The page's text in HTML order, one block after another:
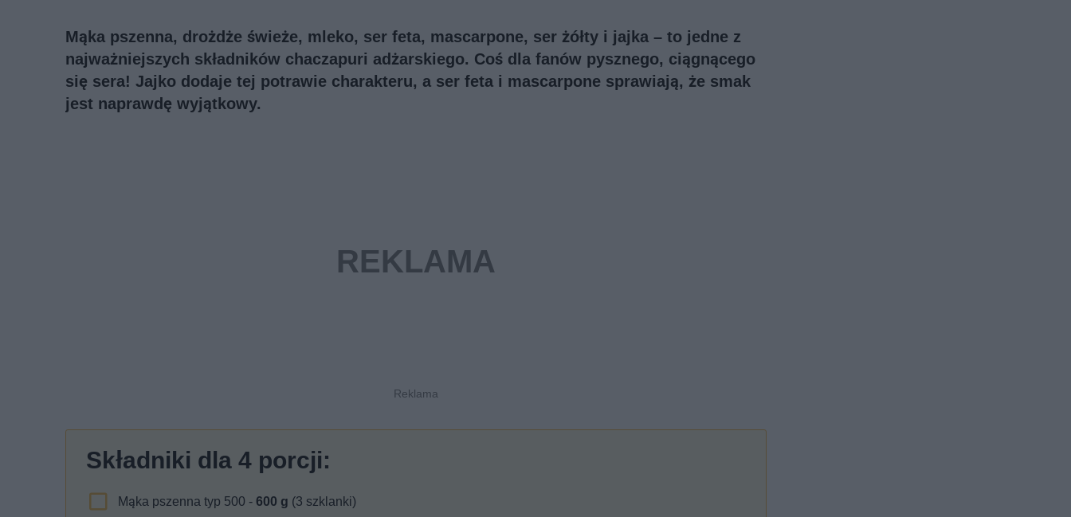
Mąka pszenna, drożdże świeże, mleko, ser feta, mascarpone, ser żółty i jajka – to jedne z
najważniejszych składników chaczapuri adżarskiego. Coś dla fanów pysznego, ciągnącego
się sera! Jajko dodaje tej potrawie charakteru, a ser feta i mascarpone sprawiają, że smak
jest naprawdę wyjątkowy.
Składniki dla 4 porcji:
Mąka pszenna typ 500 - 600 g (3 szklanki)